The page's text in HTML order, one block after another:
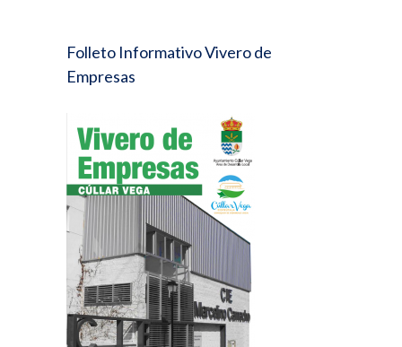
Folleto Informativo Vivero de
Empresas